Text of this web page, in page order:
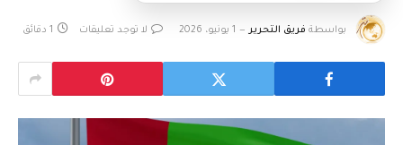
بواسطة فريق التحرير 1 يونيو، 2026 لا توجد تعليقات 1 دقائق